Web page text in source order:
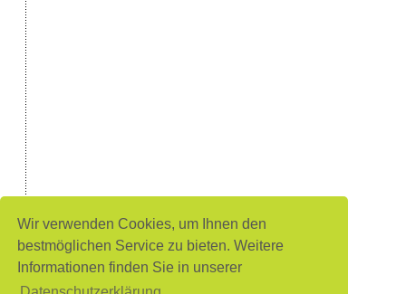
Wir verwenden Cookies, um Ihnen den
bestmöglichen Service zu bieten. Weitere
Informationen finden Sie in unserer